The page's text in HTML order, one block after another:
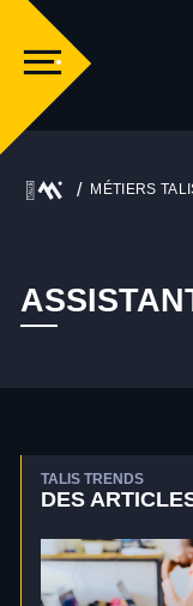
MÉTIERS
TALIS TRENDS
DES